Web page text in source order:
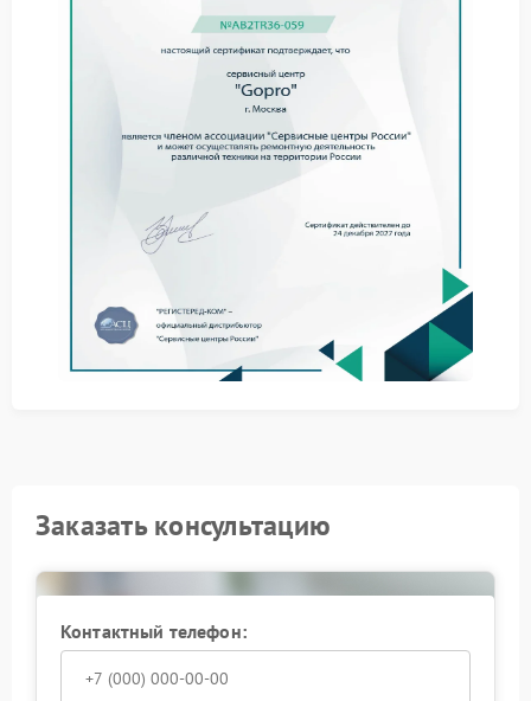
крепления всех видимых элементов. Если источник
шума не очевиден, не пытайтесь разбирать
устройство самостоятельно — это может усугубить
В сервисном центре Gopro специалисты выполняют
комплекс диагностических процедур:
локализации источника шума;
проверку балансировки пропеллеров на
специализированном оборудовании;
анализ вибрационных характеристик в разных
режимах работы.
Ремонт Gopro в авторизованном центре проводится
с использованием оригинальных запчастей и
Заказать консультацию
Контактный телефон: